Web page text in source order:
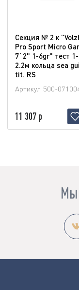
Секция № 2 к
Pro Sport Micro
7`2" 1-6gr" тест 1-
2.2м кольца sea
tit. RS
Артикул 500-
11 307 р
Мы